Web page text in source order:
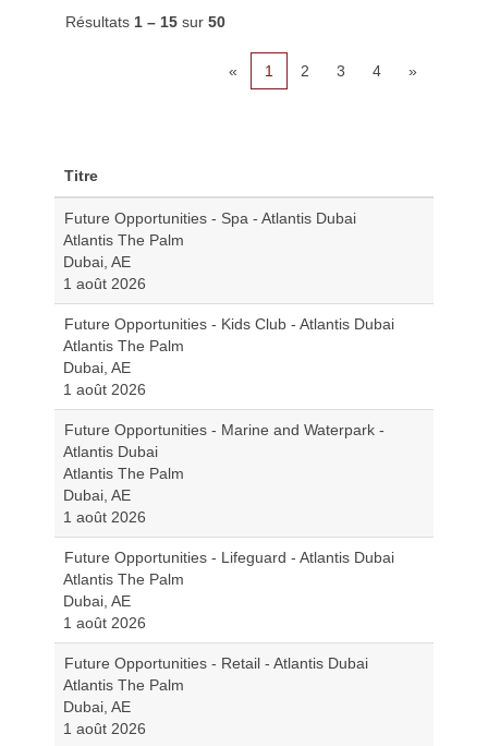
Résultats 1 – 15 sur 50
« 1 2 3 4 »
Titre
Future Opportunities - Spa - Atlantis Dubai
Atlantis The Palm
Dubai, AE
1 août 2026
Future Opportunities - Kids Club - Atlantis Dubai
Atlantis The Palm
Dubai, AE
1 août 2026
Future Opportunities - Marine and Waterpark -
Atlantis Dubai
Atlantis The Palm
Dubai, AE
1 août 2026
Future Opportunities - Lifeguard - Atlantis Dubai
Atlantis The Palm
Dubai, AE
1 août 2026
Future Opportunities - Retail - Atlantis Dubai
Atlantis The Palm
Dubai, AE
1 août 2026